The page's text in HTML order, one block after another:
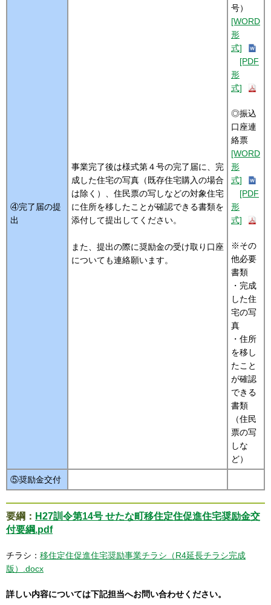
④完了届の提
出
事業完了後は様式第４号の完了届に、完
成した住宅の写真（既存住宅購入の場合
は除く）、住民票の写しなどの対象住宅
に住所を移したことが確認できる書類を
添付して提出してください。
また、提出の際に奨励金の受け取り口座
についても連絡願います。
号）
[WORD
形
式]
[PDF
形
式]
◎振込
口座連
絡票
[WORD
形
式]
[PDF
形
式]
※その
他必要
書類
・完成
した住
宅の写
真
・住所
を移し
たこと
が確認
できる
書類
（住民
票の写
しな
ど）
⑤奨励金交付
要綱： H27訓令第14号 せたな町移住定住促進住宅奨励金交
付要綱.pdf
チラシ： 移住定住促進住宅奨励事業チラシ（R4延長チラシ完成
版）.docx
詳しい内容については下記担当へお問い合わせください。